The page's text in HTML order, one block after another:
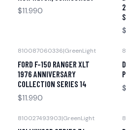
$11.990
810087060336|GreenLight
FORD F-150 RANGER XLT
1976 ANNIVERSARY
COLLECTION SERIES 14
$11.990
810027493903|GreenLight